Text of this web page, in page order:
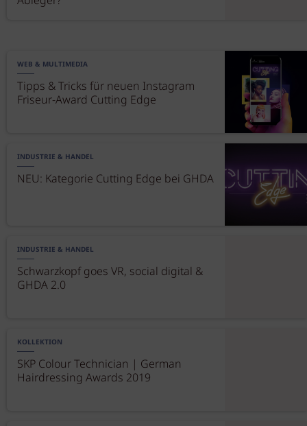
WEB & MULTIMEDIA
Tipps & Tricks für neuen Instagram
Friseur-Award Cutting Edge
INDUSTRIE & HANDEL
NEU: Kategorie Cutting Edge bei GHDA
INDUSTRIE & HANDEL
Schwarzkopf goes VR, social digital &
GHDA 2.0
KOLLEKTION
SKP Colour Technician | German
Hairdressing Awards 2019